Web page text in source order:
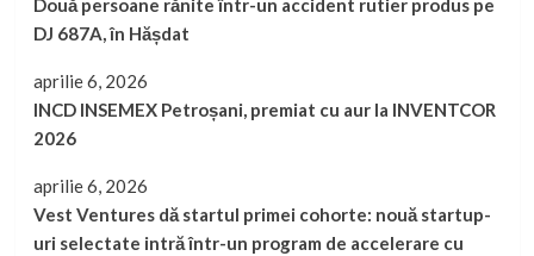
Două persoane rănite într-un accident rutier produs pe
DJ 687A, în Hășdat
aprilie 6, 2026
INCD INSEMEX Petroșani, premiat cu aur la INVENTCOR
2026
aprilie 6, 2026
Vest Ventures dă startul primei cohorte: nouă startup-
uri selectate intră într-un program de accelerare cu